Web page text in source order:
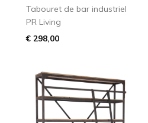
Tabouret de bar industriel
PR Living
€ 298,00